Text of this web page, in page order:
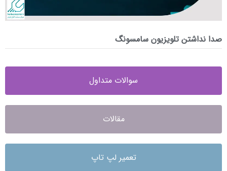
صدا نداشتن تلویزیون سامسونگ
سوالات متداول
مقالات
تعمیر لپ تاپ